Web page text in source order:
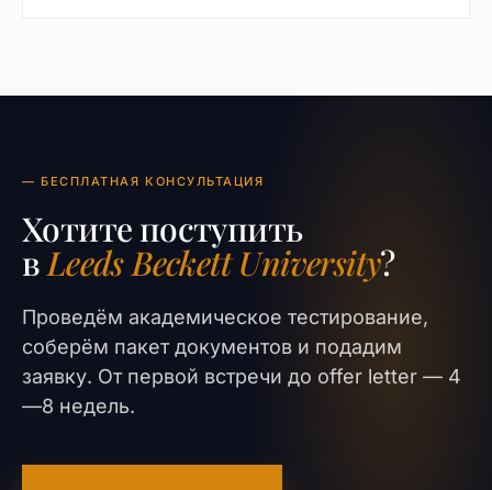
— БЕСПЛАТНАЯ КОНСУЛЬТАЦИЯ
Хотите поступить
вLeeds Beckett University?
Проведём академическое тестирование,
соберём пакет документов и подадим
заявку. От первой встречи до offer letter — 4
—8 недель.